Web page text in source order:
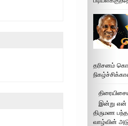
தரிசனம்
இன்று என்
திருமண
வாழ்வின்